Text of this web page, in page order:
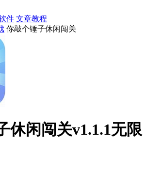
件 文章教程
你敲个锤子休闲闯关
休闲闯关v1.1.1无限